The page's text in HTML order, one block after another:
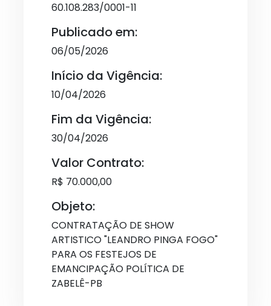
60.108.283/0001-11
Publicado em:
06/05/2026
Início da Vigência:
10/04/2026
Fim da Vigência:
30/04/2026
Valor Contrato:
R$ 70.000,00
Objeto:
CONTRATAÇÃO DE SHOW
ARTISTICO "LEANDRO PINGA FOGO"
PARA OS FESTEJOS DE
EMANCIPAÇÃO POLÍTICA DE
ZABELÊ-PB